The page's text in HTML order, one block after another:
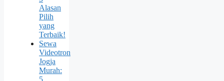
Alasan
Pilih
yang
Terbaik!
Sewa
Videotron
Jogja
Murah: